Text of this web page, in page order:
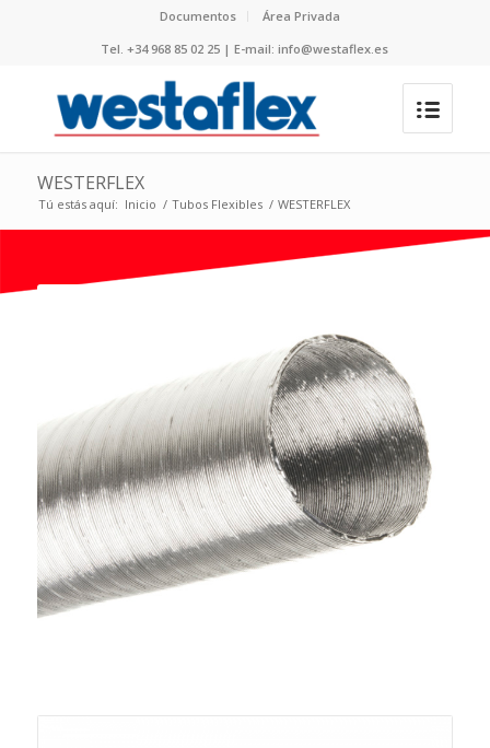
Documentos
Área Privada
Tel. +34 968 85 02 25 | E-mail: info@westaflex.es
WESTERFLEX
Tú estás aquí: Inicio / Tubos Flexibles / WESTERFLEX